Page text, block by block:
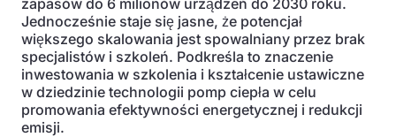
zapasów do 6 milionów urządzeń do 2030 roku.
Jednocześnie staje się jasne, że potencjał
większego skalowania jest spowalniany przez brak
specjalistów i szkoleń. Podkreśla to znaczenie
inwestowania w szkolenia i kształcenie ustawiczne
w dziedzinie technologii pomp ciepła w celu
promowania efektywności energetycznej i redukcji
emisji.